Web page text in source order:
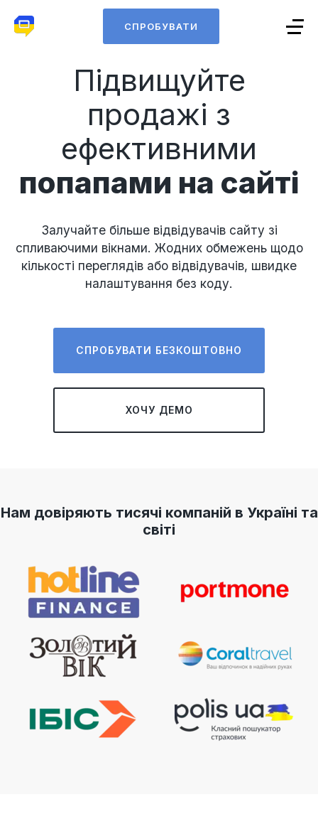
СПРОБУВАТИ
Підвищуйте
продажі з
ефективними
попапами на сайті
Залучайте більше відвідувачів сайту зі
спливаючими вікнами. Жодних обмежень щодо
кількості переглядів або відвідувачів, швидке
налаштування без коду.
СПРОБУВАТИ БЕЗКОШТОВНО
ХОЧУ ДЕМО
Нам довіряють тисячі компаній в Україні та
світі